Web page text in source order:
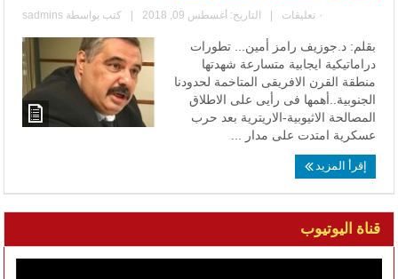
كتب بواسطة sadmins | التاريخ: أغسطس 09, 2018 | ٠ تعليقات
بقلم: د.جوزيف رامز أمين... تطورات
دراماتيكية ايجابية متسارعة شهدتها
منطقة القرن الافريقى المتاخمة لحدودنا
الجنوبية..أهمها فى رأيى على الاطلاق
المصالحة الاثيوبية-الاريترية بعد حرب
عسكرية امتدت على مدار ...
إقرأ المزيد
قناة اليوتيوب